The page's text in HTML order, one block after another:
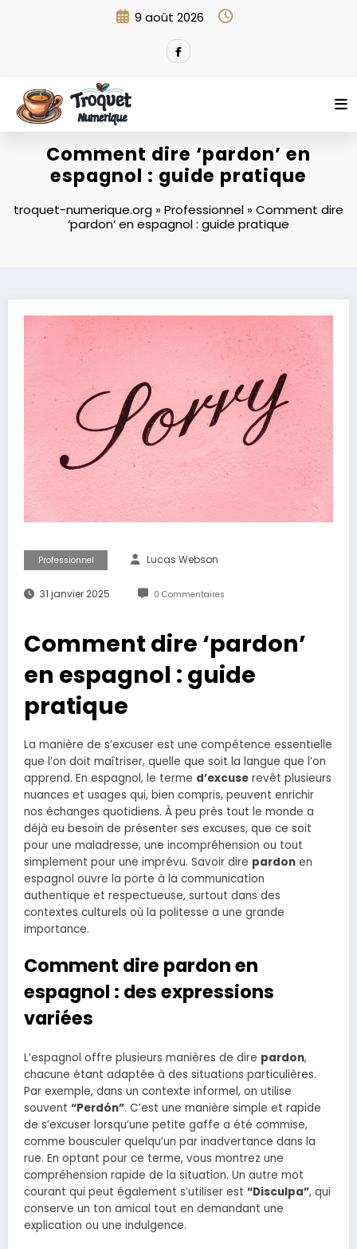
9 août 2026
Comment dire ‘pardon’ en
espagnol : guide pratique
troquet-numerique.org »Professionnel »Comment dire
‘pardon’ en espagnol : guide pratique
Professionnel Lucas Webson
31 janvier 2025 0 Commentaires
Comment dire ‘pardon’
en espagnol : guide
pratique
La manière de s’excuser est une compétence essentielle
que l’on doit maîtriser, quelle que soit la langue que l’on
apprend. En espagnol, le terme d’excuse revêt plusieurs
nuances et usages qui, bien compris, peuvent enrichir
nos échanges quotidiens. À peu près tout le monde a
déjà eu besoin de présenter ses excuses, que ce soit
pour une maladresse, une incompréhension ou tout
simplement pour une imprévu. Savoir dire pardon en
espagnol ouvre la porte à la communication
authentique et respectueuse, surtout dans des
contextes culturels où la politesse a une grande
importance.
Comment dire pardon en
espagnol : des expressions
variées
L’espagnol offre plusieurs manières de dire pardon,
chacune étant adaptée à des situations particulières.
Par exemple, dans un contexte informel, on utilise
souvent “Perdón”. C’est une manière simple et rapide
de s’excuser lorsqu’une petite gaffe a été commise,
comme bousculer quelqu’un par inadvertance dans la
rue. En optant pour ce terme, vous montrez une
compréhension rapide de la situation. Un autre mot
courant qui peut également s’utiliser est “Disculpa”, qui
conserve un ton amical tout en demandant une
explication ou une indulgence.